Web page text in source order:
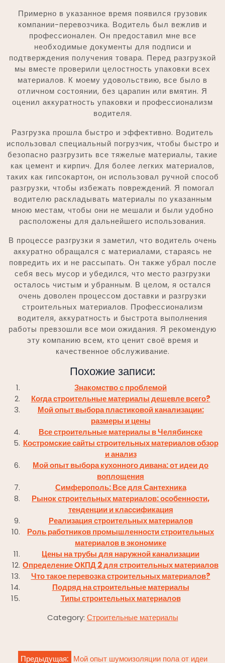
Примерно в указанное время появился грузовик
компании-перевозчика. Водитель был вежлив и
профессионален. Он предоставил мне все
необходимые документы для подписи и
подтверждения получения товара. Перед разгрузкой
мы вместе проверили целостность упаковки всех
материалов. К моему удовольствию, все было в
отличном состоянии, без царапин или вмятин. Я
оценил аккуратность упаковки и профессионализм
водителя.
Разгрузка прошла быстро и эффективно. Водитель
использовал специальный погрузчик, чтобы быстро и
безопасно разгрузить все тяжелые материалы, такие
как цемент и кирпич. Для более легких материалов,
таких как гипсокартон, он использовал ручной способ
разгрузки, чтобы избежать повреждений. Я помогал
водителю раскладывать материалы по указанным
мною местам, чтобы они не мешали и были удобно
расположены для дальнейшего использования.
В процессе разгрузки я заметил, что водитель очень
аккуратно обращался с материалами, стараясь не
повредить их и не рассыпать. Он также убрал после
себя весь мусор и убедился, что место разгрузки
осталось чистым и убранным. В целом, я остался
очень доволен процессом доставки и разгрузки
строительных материалов. Профессионализм
водителя, аккуратность и быстрота выполнения
работы превзошли все мои ожидания. Я рекомендую
эту компанию всем, кто ценит своё время и
качественное обслуживание.
Похожие записи:
Знакомство с проблемой
Когда строительные материалы дешевле всего?
Мой опыт выбора пластиковой канализации:
размеры и цены
Все строительные материалы в Челябинске
Костромские сайты строительных материалов обзор
и анализ
Мой опыт выбора кухонного дивана: от идеи до
воплощения
Симферополь: Все для Сантехника
Рынок строительных материалов: особенности,
тенденции и классификация
Реализация строительных материалов
Роль работников промышленности строительных
материалов в экономике
Цены на трубы для наружной канализации
Определение ОКПД 2 для строительных материалов
Что такое перевозка строительных материалов?
Подряд на строительные материалы
Типы строительных материалов
Category: Строительные материалы
Навигация
Предыдущая: Мой опыт шумоизоляции пола от идеи